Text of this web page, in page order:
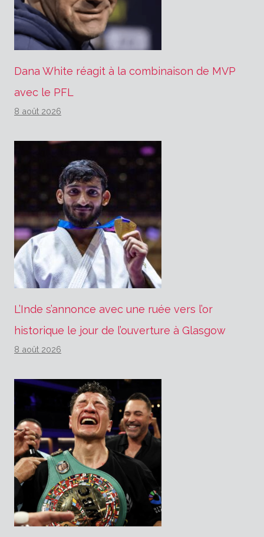
Dana White réagit à la combinaison de MVP
avec le PFL
8 août 2026
L’Inde s’annonce avec une ruée vers l’or
historique le jour de l’ouverture à Glasgow
8 août 2026